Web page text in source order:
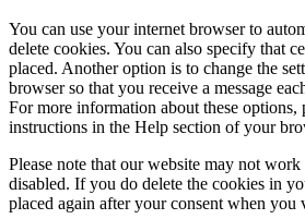
You can use your internet browser to
delete cookies. You can also specify that
placed. Another option is to change the
browser so that you receive a message
For more information about these options,
instructions in the Help section of your
Please note that our website may not
disabled. If you do delete the cookies in
placed again after your consent when you